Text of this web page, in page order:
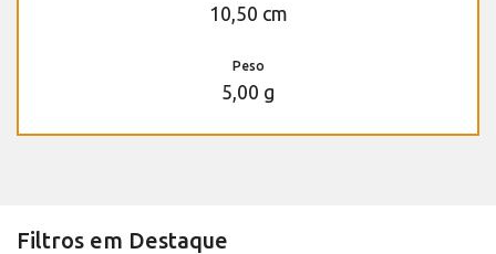
10,50 cm
Peso
5,00 g
Filtros em Destaque